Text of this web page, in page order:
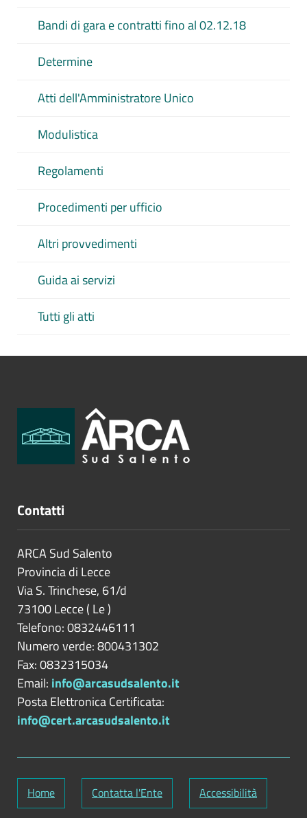
Bandi di gara e contratti fino al 02.12.18
Determine
Atti dell'Amministratore Unico
Modulistica
Regolamenti
Procedimenti per ufficio
Altri provvedimenti
Guida ai servizi
Tutti gli atti
Contatti
ARCA Sud Salento
Provincia di Lecce
Via S. Trinchese, 61/d
73100Lecce( Le)
Telefono: 0832446111
Numero verde: 800431302
Fax: 0832315034
Email: info@arcasudsalento.it
Posta Elettronica Certificata:
info@cert.arcasudsalento.it
Home Contatta l'Ente Accessibilità